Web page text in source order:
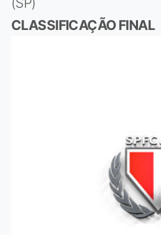
CLASSIFICAÇÃO FINAL